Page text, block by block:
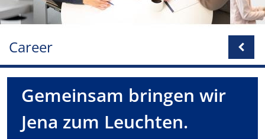
Career
Gemeinsam bringen wir
Jena zum Leuchten.